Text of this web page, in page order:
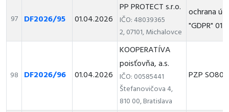
97 DF2026/95 01.04.2026
PP PROTECT s.r.o.
IČO: 48039365
2, 07101, Michalovce
ochrana
"GDPR"
98 DF2026/96 01.04.2026
KOOPERATÍVA
poisťovňa, a.s.
IČO: 00585441
Štefanovičova 4,
810 00, Bratislava
PZP